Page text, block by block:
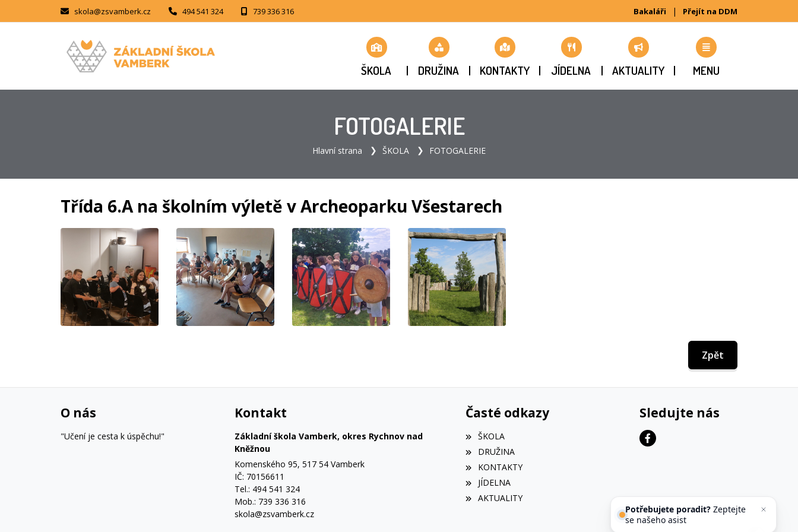
skola@zsvamberk.cz 494 541 324 739 336 316 Bakaláři | Přejít na DDM
ŠKOLA DRUŽINA KONTAKTY JÍDELNA AKTUALITY MENU
FOTOGALERIE
Hlavní strana ŠKOLA FOTOGALERIE
Třída 6.A na školním výletě v Archeoparku Všestarech
Zpět
O nás
"Učení je cesta k úspěchu!"
Kontakt
Základní škola Vamberk, okres Rychnov nad
Kněžnou
Komenského 95, 517 54 Vamberk
IČ: 70156611
Tel.: 494 541 324
Mob.: 739 336 316
skola@zsvamberk.cz
Časté odkazy
ŠKOLA
DRUŽINA
KONTAKTY
JÍDELNA
AKTUALITY
Sledujte nás
Potřebujete poradit?Zeptejte
se našeho asistenta